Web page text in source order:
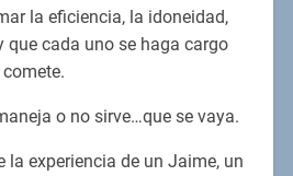
la eficiencia, la idoneidad,
que cada uno se haga cargo
o no sirve…que se vaya.
la experiencia de un Jaime, un